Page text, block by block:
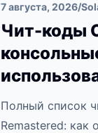
7 августа, 2026/
Чит-коды
Полный список
Remastered: как